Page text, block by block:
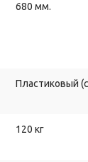
680 мм.
Пластиковый
120 кг